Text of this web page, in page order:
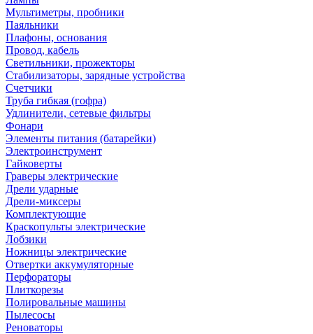
Мультиметры, пробники
Паяльники
Плафоны, основания
Провод, кабель
Светильники, прожекторы
Стабилизаторы, зарядные устройства
Счетчики
Труба гибкая (гофра)
Удлинители, сетевые фильтры
Фонари
Элементы питания (батарейки)
Электроинструмент
Гайковерты
Граверы электрические
Дрели ударные
Дрели-миксеры
Комплектующие
Краскопульты электрические
Лобзики
Ножницы электрические
Отвертки аккумуляторные
Перфораторы
Плиткорезы
Полировальные машины
Пылесосы
Реноваторы